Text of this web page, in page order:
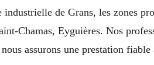
de Grans, les zones
Chamas, Eyguières. Nos
assurons une prestation